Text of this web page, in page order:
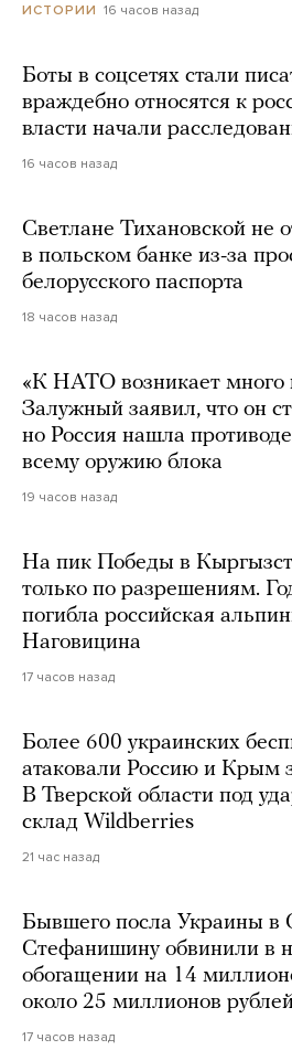
ИСТОРИИ 16 часов назад
Боты в соцсетях стали
враждебно относятся к
власти начали
16 часов назад
Светлане Тихановской не
в польском банке из-за
белорусского паспорта
18 часов назад
«К НАТО возникает много
Залужный заявил, что он
но Россия нашла
всему оружию блока
19 часов назад
На пик Победы в
только по разрешениям.
погибла российская
Наговицина
17 часов назад
Более 600 украинских
атаковали Россию и Крым
В Тверской области под
склад Wildberries
21 час назад
Бывшего посла Украины
Стефанишину обвинили в
обогащении на 14
около 25 миллионов
17 часов назад